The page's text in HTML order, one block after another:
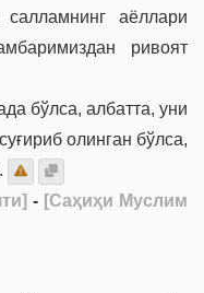
аёллари
ривоят
бўлса, албатта, уни
олинган бўлса,
- [Саҳиҳи Муслим